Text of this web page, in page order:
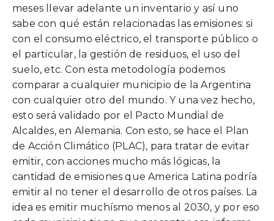
meses llevar adelante un inventario y así uno
sabe con qué están relacionadas las emisiones: si
con el consumo eléctrico, el transporte público o
el particular, la gestión de residuos, el uso del
suelo, etc. Con esta metodología podemos
comparar a cualquier municipio de la Argentina
con cualquier otro del mundo. Y una vez hecho,
esto será validado por el Pacto Mundial de
Alcaldes, en Alemania. Con esto, se hace el Plan
de Acción Climático (PLAC), para tratar de evitar
emitir, con acciones mucho más lógicas, la
cantidad de emisiones que America Latina podría
emitir al no tener el desarrollo de otros países. La
idea es emitir muchísmo menos al 2030, y por eso